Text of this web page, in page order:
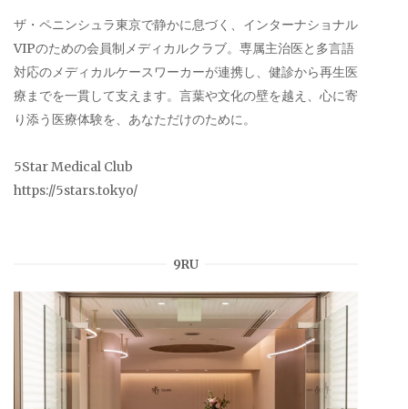
ザ・ペニンシュラ東京で静かに息づく、インターナショナル
VIPのための会員制メディカルクラブ。専属主治医と多言語
対応のメディカルケースワーカーが連携し、健診から再生医
療までを一貫して支えます。言葉や文化の壁を越え、心に寄
り添う医療体験を、あなただけのために。
5Star Medical Club
https://5stars.tokyo/
9RU